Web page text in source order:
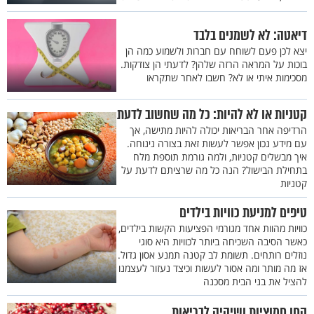
דיאטה: לא לשמנים בלבד
יצא לכן פעם לשוחח עם חברות ולשמוע כמה הן
בוכות על המראה הרזה שלהן? לדעתי הן צודקות.
מסכימות איתי או לא? חשבו לאחר שתקראו
קטניות או לא להיות: כל מה שחשוב לדעת
הרדיפה אחר הבריאות יכולה להיות מתישה, אך
עם מידע נכון אפשר לעשות זאת בצורה נינוחה.
איך מבשלים קטניות, ולמה גורמת תוספת מלח
בתחילת הבישול? הנה כל מה שרציתם לדעת על
קטניות
טיפים למניעת כוויות בילדים
כוויות מהוות אחד מגורמי הפציעות הקשות בילדים,
כאשר הסיבה השכיחה ביותר לכוויות היא סוגי
נוזלים רותחים. תשומת לב קטנה תמנע אסון גדול.
אז מה מותר ומה אסור לעשות וכיצד נעזור לעצמנו
להציל את בני הבית מסכנה